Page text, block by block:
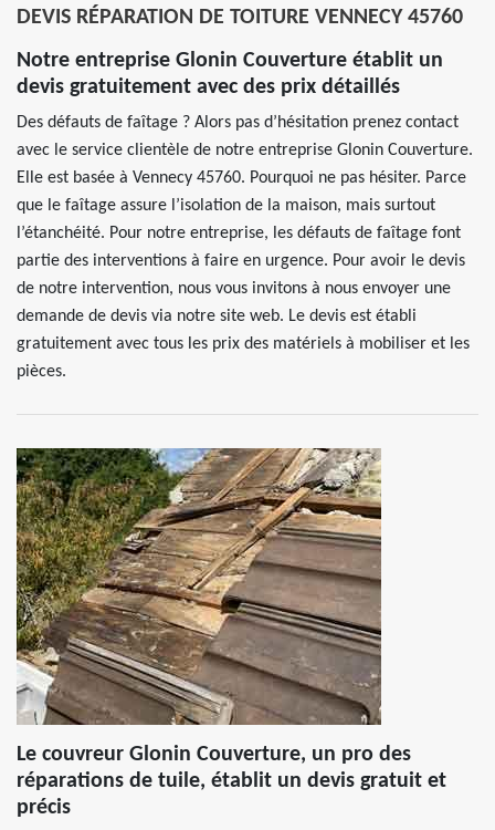
DEVIS RÉPARATION DE TOITURE VENNECY 45760
Notre entreprise Glonin Couverture établit un
devis gratuitement avec des prix détaillés
Des défauts de faîtage ? Alors pas d’hésitation prenez contact
avec le service clientèle de notre entreprise Glonin Couverture.
Elle est basée à Vennecy 45760. Pourquoi ne pas hésiter. Parce
que le faîtage assure l’isolation de la maison, mais surtout
l’étanchéité. Pour notre entreprise, les défauts de faîtage font
partie des interventions à faire en urgence. Pour avoir le devis
de notre intervention, nous vous invitons à nous envoyer une
demande de devis via notre site web. Le devis est établi
gratuitement avec tous les prix des matériels à mobiliser et les
pièces.
Le couvreur Glonin Couverture, un pro des
réparations de tuile, établit un devis gratuit et
précis